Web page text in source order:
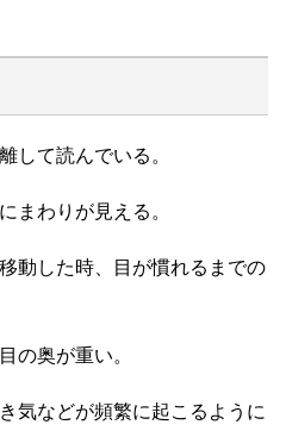
して読んでいる。
まわりが見える。
動した時、目が慣れるまでの
の奥が重い。
気などが頻繁に起こるように